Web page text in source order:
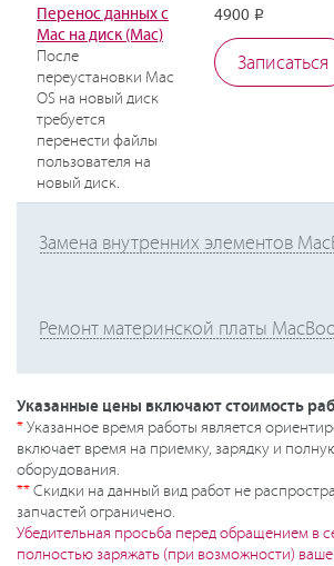
Перенос данных с
Mac на диск (Mac)
После
переустановки Mac
OS на новый диск
требуется
перенести файлы
пользователя на
новый диск.
4900 Р
Записаться
Замена внутренних элементов
Ремонт материнской платы
Указанные цены включают стоимость
*Указанное время работы является
включает время на приемку, зарядку и
оборудования.
**Скидки на данный вид работ не
запчастей ограничено.
Убедительная просьба перед обращением в
полностью заряжать (при возможности)